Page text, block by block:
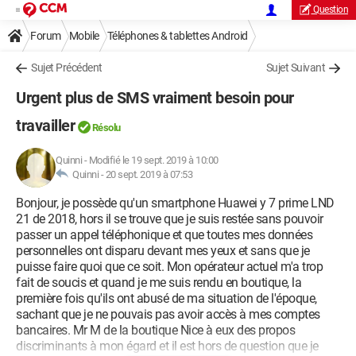
Question
Forum Mobile Téléphones & tablettes Android
Sujet Précédent Sujet Suivant
Urgent plus de SMS vraiment besoin pour
travailler
Résolu
Quinni - Modifié le 19 sept. 2019 à 10:00
Quinni -20 sept. 2019 à 07:53
Bonjour, je possède qu'un smartphone Huawei y 7 prime LND
21 de 2018, hors il se trouve que je suis restée sans pouvoir
passer un appel téléphonique et que toutes mes données
personnelles ont disparu devant mes yeux et sans que je
puisse faire quoi que ce soit. Mon opérateur actuel m'a trop
fait de soucis et quand je me suis rendu en boutique, la
première fois qu'ils ont abusé de ma situation de l'époque,
sachant que je ne pouvais pas avoir accès à mes comptes
bancaires. Mr M de la boutique Nice à eux des propos
discriminants à mon égard et il est hors de question que je